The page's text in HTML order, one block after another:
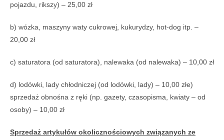
pojazdu, rikszy) – 25,00 zł
b) wózka, maszyny waty cukrowej, kukurydzy, hot-dog itp. –
20,00 zł
c) saturatora (od saturatora), nalewaka (od nalewaka) – 10,00 zł
d) lodówki, lady chłodniczej (od lodówki, lady) – 10,00 złe)
sprzedaż obnośna z ręki (np. gazety, czasopisma, kwiaty – od
osoby) – 10,00 zł
Sprzedaż artykułów okolicznościowych związanych ze